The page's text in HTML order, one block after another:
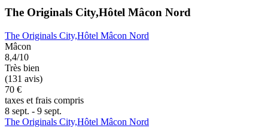
The Originals City,Hôtel Mâcon Nord
The Originals City,Hôtel Mâcon Nord
Mâcon
8,4/10
Très bien
(131 avis)
70 €
taxes et frais compris
8 sept. - 9 sept.
The Originals City,Hôtel Mâcon Nord